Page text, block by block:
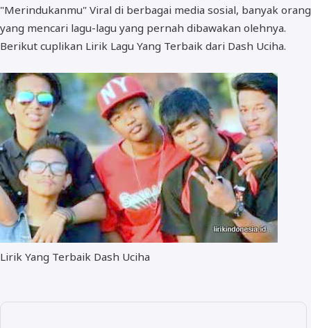
"Merindukanmu" Viral di berbagai media sosial, banyak orang
yang mencari lagu-lagu yang pernah dibawakan olehnya.
Berikut cuplikan Lirik Lagu Yang Terbaik dari Dash Uciha.
Lirik Yang Terbaik Dash Uciha